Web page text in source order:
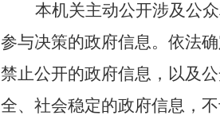
本机关主动公开涉及公
参与决策的政府信息。依法
禁止公开的政府信息，以及
全、社会稳定的政府信息，不